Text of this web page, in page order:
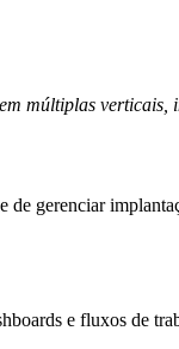
múltiplas
gerenciar
e fluxos de